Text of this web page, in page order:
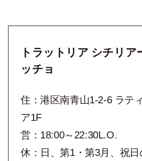
トラットリア シチリア
ッチョ
住：港区南青山1-2-6 ラテ
ア1F
営：18:00～22:30L.O.
休：日、第1・第3月、祝日